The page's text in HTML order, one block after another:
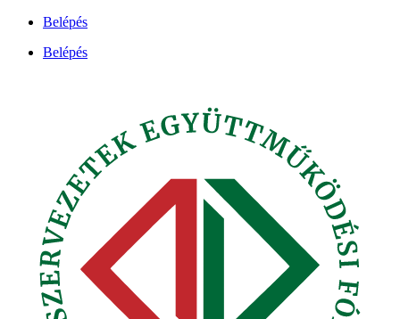
Ugrás
tartalomhoz
Belépés
Belépés